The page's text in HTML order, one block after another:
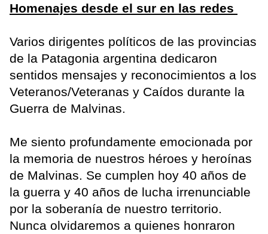
Homenajes desde el sur en las redes
Varios dirigentes políticos de las provincias
de la Patagonia argentina dedicaron
sentidos mensajes y reconocimientos a los
Veteranos/Veteranas y Caídos durante la
Guerra de Malvinas.
Me siento profundamente emocionada por
la memoria de nuestros héroes y heroínas
de Malvinas. Se cumplen hoy 40 años de
la guerra y 40 años de lucha irrenunciable
por la soberanía de nuestro territorio.
Nunca olvidaremos a quienes honraron